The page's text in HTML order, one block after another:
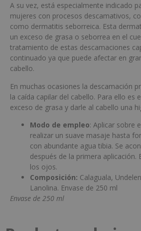
A su vez, está especialmente indicado
mujeres con procesos descamativos,
como dermatitis seborreica. Esta
un exceso de grasa o seborrea en el
tratamiento de estas descamaciones
continuado ya que puede afectar en
cabello.
En muchas ocasiones la descamación
la caída capilar del cabello. Para ello es
exceso de grasa y darle al cabello una
Modo de empleo: Aplicar sobre
realizar un suave masaje hasta
con abundante agua tibia. Se
después de la primera aplicación.
los ojos.
Composición: Calaguala,
Lanolina. Envase de 250 ml
Envase de 250 ml